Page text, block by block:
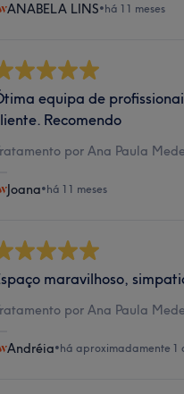
ANABELA LINS•há 11 meses
equipa de
Recomendo
por Ana Paula
Joana•há 11 meses
maravilhoso,
por Ana Paula
Andréia•há aproximadamente 1